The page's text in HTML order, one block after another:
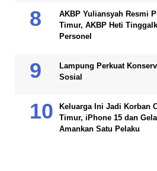
AKBP Yuliansyah Resmi
Timur, AKBP Heti
Personel
Lampung Perkuat
Sosial
Keluarga Ini Jadi Korban
Timur, iPhone 15 dan
Amankan Satu Pelaku